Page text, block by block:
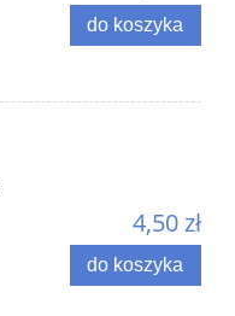
do koszyka
4,50 zł
do koszyka